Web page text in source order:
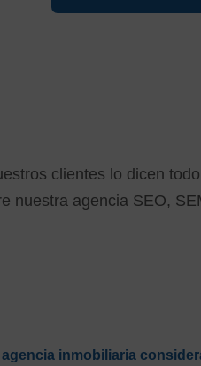
clientes lo dicen
nuestra agencia SEO,
inmobiliaria